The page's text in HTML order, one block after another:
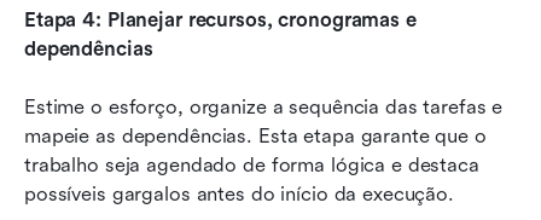
Etapa 4: Planejar recursos, cronogramas e
dependências
Estime o esforço, organize a sequência das tarefas e
mapeie as dependências. Esta etapa garante que o
trabalho seja agendado de forma lógica e destaca
possíveis gargalos antes do início da execução.